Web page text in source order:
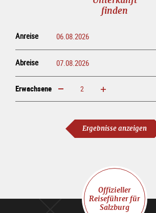
finden
Anreise
Abreise
Erwachsene erhöhen verringern
Ergebnisse anzeigen
Offizieller
Reiseführer für
Salzburg